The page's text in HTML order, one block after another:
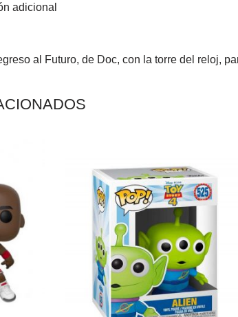
adicional
al Futuro, de Doc, con la torre del reloj,